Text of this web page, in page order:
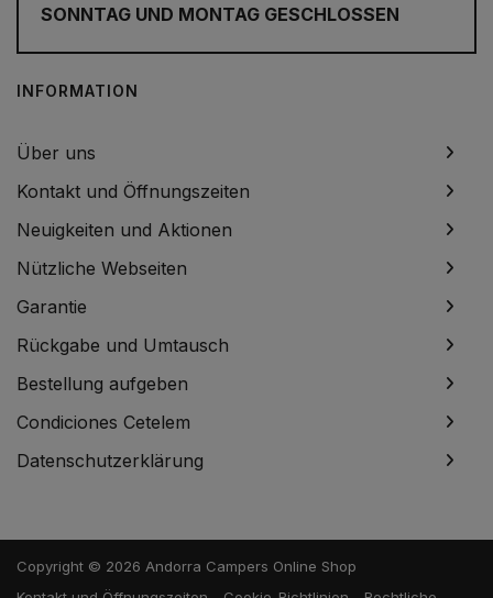
SONNTAG UND MONTAG GESCHLOSSEN
INFORMATION
Über uns
Kontakt und Öffnungszeiten
Neuigkeiten und Aktionen
Nützliche Webseiten
Garantie
Rückgabe und Umtausch
Bestellung aufgeben
Condiciones Cetelem
Datenschutzerklärung
Copyright © 2026 Andorra Campers Online Shop